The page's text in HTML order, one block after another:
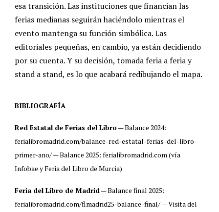
esa transición. Las instituciones que financian las
ferias medianas seguirán haciéndolo mientras el
evento mantenga su función simbólica. Las
editoriales pequeñas, en cambio, ya están decidiendo
por su cuenta. Y su decisión, tomada feria a feria y
stand a stand, es lo que acabará redibujando el mapa.
BIBLIOGRAFÍA
Red Estatal de Ferias del Libro— Balance 2024:
ferialibromadrid.com/balance-red-estatal-ferias-del-libro-
primer-ano/ — Balance 2025: ferialibromadrid.com (vía
Infobae y Feria del Libro de Murcia)
Feria del Libro de Madrid— Balance final 2025:
ferialibromadrid.com/flmadrid25-balance-final/ — Visita del